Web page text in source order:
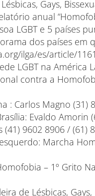
Gays,
anual
LGBT e 5 países
dos países em
ilga/es/article/1161
LGBT na América
contra a
: Carlos Magno (31)
Evaldo Amorin
(41) 9602 8906 / (61)
Marcha
– 1º Grito
de Lésbicas,